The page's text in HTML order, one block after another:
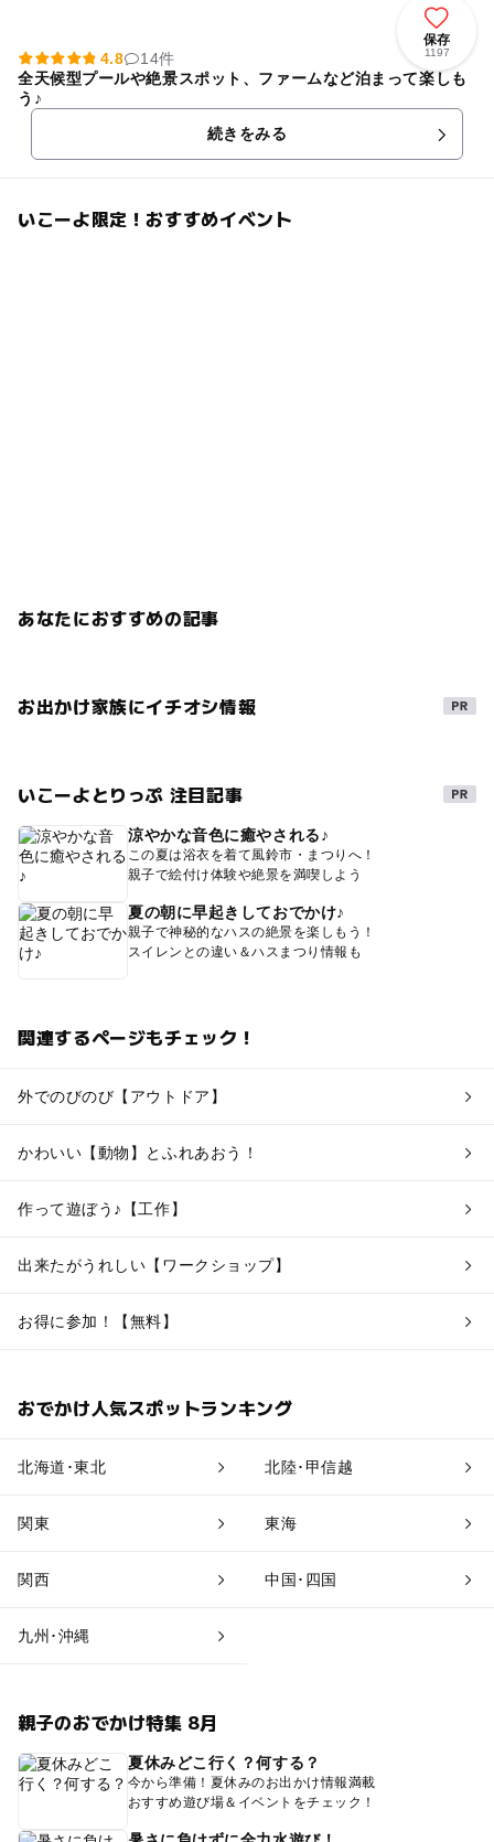
保存
1197
4.8
14件
全天候型プールや絶景スポット、ファームなど泊まって楽しも
う♪
続きをみる
いこーよ限定！おすすめイベント
あなたにおすすめの記事
お出かけ家族にイチオシ情報
いこーよとりっぷ 注目記事
涼やかな音色に癒やされる♪
この夏は浴衣を着て風鈴市・まつりへ！
親子で絵付け体験や絶景を満喫しよう
夏の朝に早起きしておでかけ♪
親子で神秘的なハスの絶景を楽しもう！
スイレンとの違い＆ハスまつり情報も
関連するページもチェック！
外でのびのび【アウトドア】
かわいい【動物】とふれあおう！
作って遊ぼう♪【工作】
出来たがうれしい【ワークショップ】
お得に参加！【無料】
おでかけ人気スポットランキング
北海道･東北 北陸･甲信越
関東 東海
関西 中国･四国
九州･沖縄
親子のおでかけ特集 8月
夏休みどこ行く？何する？
今から準備！夏休みのお出かけ情報満載
おすすめ遊び場＆イベントをチェック！